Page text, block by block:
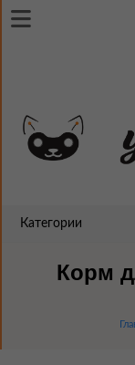
Категории
Корм